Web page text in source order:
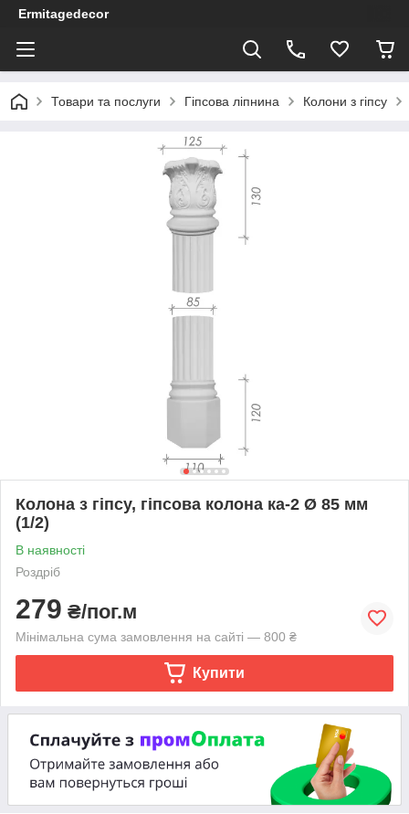
Ermitagedecor
Товари та послуги Гіпсова ліпнина Колони з гіпсу
Колона з гіпсу, гіпсова колона ка-2 Ø 85 мм
(1/2)
В наявності
Роздріб
279 ₴/пог.м
Мінімальна сума замовлення на сайті — 800 ₴
Купити